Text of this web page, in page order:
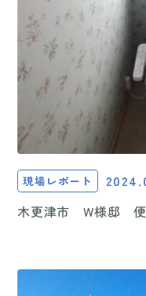
現場レポート
木更津市 W様邸 便